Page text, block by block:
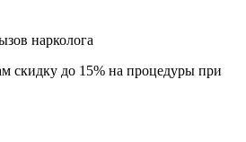
нарколога
скидку до 15% на процедуры при